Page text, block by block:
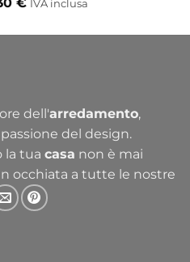
prezzo:
IVA inclusa
dell'arredamento,
del design.
la tua casa non è mai
occhiata a tutte le nostre